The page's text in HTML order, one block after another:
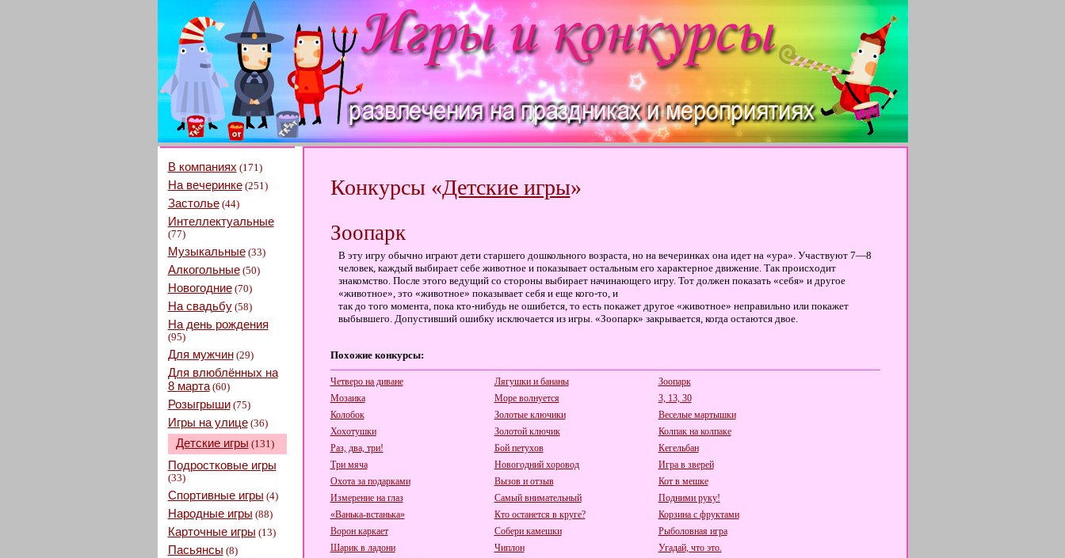
В компаниях (171)
На вечеринке(251)
Застолье(44)
Интеллектуальные
(77)
Музыкальные(33)
Алкогольные(50)
Новогодние(70)
На свадьбу(58)
На день рождения
(95)
Для мужчин(29)
Для влюблённых на
8 марта(60)
Розыгрыши(75)
Игры на улице(36)
Детские игры (131)
Подростковые игры
(33)
Спортивные игры (4)
Народные игры (88)
Карточные игры (13)
Пасьянсы (8)
Конкурсы «Детские игры»
Зоопарк
В эту игру обычно играют дети старшего дошкольного возраста, но на вечеринках она идет на «ура». Участвуют 7—8
человек, каждый выбирает себе животное и показывает остальным его характерное движение. Так происходит
знакомство. После этого ведущий со стороны выбирает начинающего игру. Тот должен показать «себя» и другое
«животное», это «животное» показывает себя и еще кого-то, и
так до того момента, пока кто-нибудь не ошибется, то есть покажет другое «животное» неправильно или покажет
выбывшего. Допустивший ошибку исключается из игры. «Зоопарк» закрывается, когда остаются двое.
Похожие конкурсы:
Четверо на диване Лягушки и бананы
Зоопарк
Мозаика
Море волнуется
3, 13, 30
Колобок
Золотые ключики
Веселые мартышки
Хохотушки
Золотой ключик
Колпак на колпаке
Раз, два, три!
Бой петухов
Кегельбан
Три мяча
Новогодний хоровод
Игра в зверей
Охота за подарками
Вызов и отзыв
Кот в мешке
Измерение на глаз
Самый внимательный
Подними руку!
«Ванька-встанька»
Кто останется в круге?
Корзина с фруктами
Ворон каркает
Собери камешки
Рыболовная игра
Шарик в ладони
Чиплон
Угадай, что это.